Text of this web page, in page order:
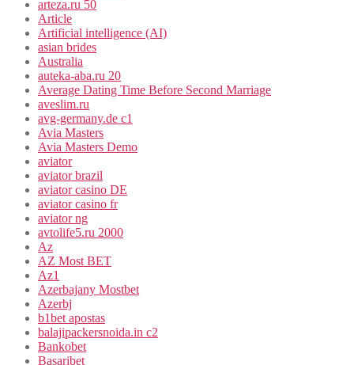
arteza.ru 50
Article
Artificial intelligence (AI)
asian brides
Australia
auteka-aba.ru 20
Average Dating Time Before Second Marriage
aveslim.ru
avg-germany.de c1
Avia Masters
Avia Masters Demo
aviator
aviator brazil
aviator casino DE
aviator casino fr
aviator ng
avtolife5.ru 2000
Az
AZ Most BET
Az1
Azerbajany Mostbet
Azerbj
b1bet apostas
balajipackersnoida.in c2
Bankobet
Basaribet